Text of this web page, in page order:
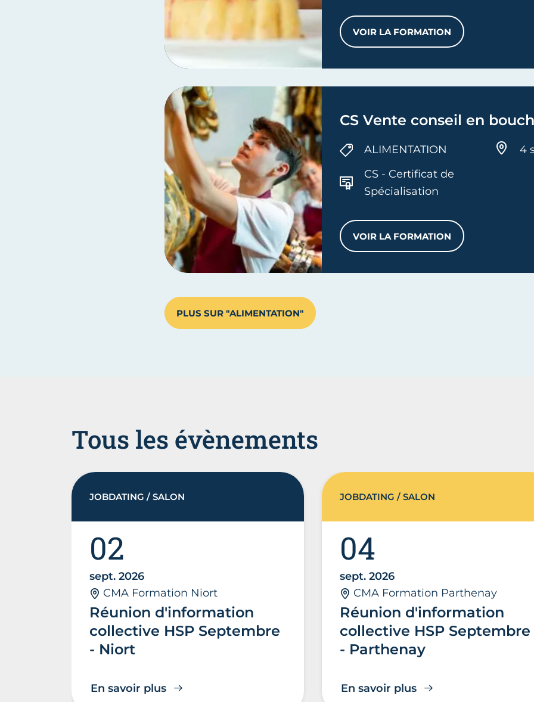
VOIR LA FORMATIONCS TECHNIQUES DU TOUR
CS Vente conseil en
ALIMENTATION
CS - Certificat de
Spécialisation
4
VOIR LA FORMATIONCS VENTE CONSEIL EN
PLUS SUR "ALIMENTATION"
Tous les évènements
Réunion d'information
collective HSP Septembre
- Niort
02
sept. 2026
CMA Formation Niort
En savoir plus
JOBDATING / SALON
Réunion d'information
collective HSP Septembre
- Parthenay
04
sept. 2026
CMA Formation Parthenay
En savoir plus
JOBDATING / SALON